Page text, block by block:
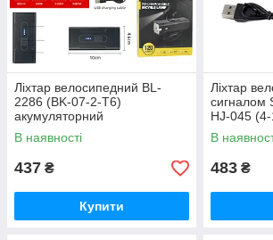
Ліхтар велосипедний BL-
2286 (BK-07-2-T6)
акумуляторний
В наявності
437 ₴
Купити
Ліхтар
сигналом
HJ-045
В
483 ₴